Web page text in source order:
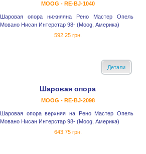
MOOG - RE-BJ-1040
Шаровая опора нижняяна Рено Мастер Опель
Мовано Нисан Интерстар 98- (Moog, Америка)
592.25 грн.
Детали
Шаровая опора
MOOG - RE-BJ-2098
Шаровая опора верхняя на Рено Мастер Опель
Мовано Нисан Интерстар 98- (Moog, Америка)
643.75 грн.